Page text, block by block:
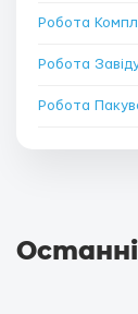
Робота
Робота
Робота
Останні